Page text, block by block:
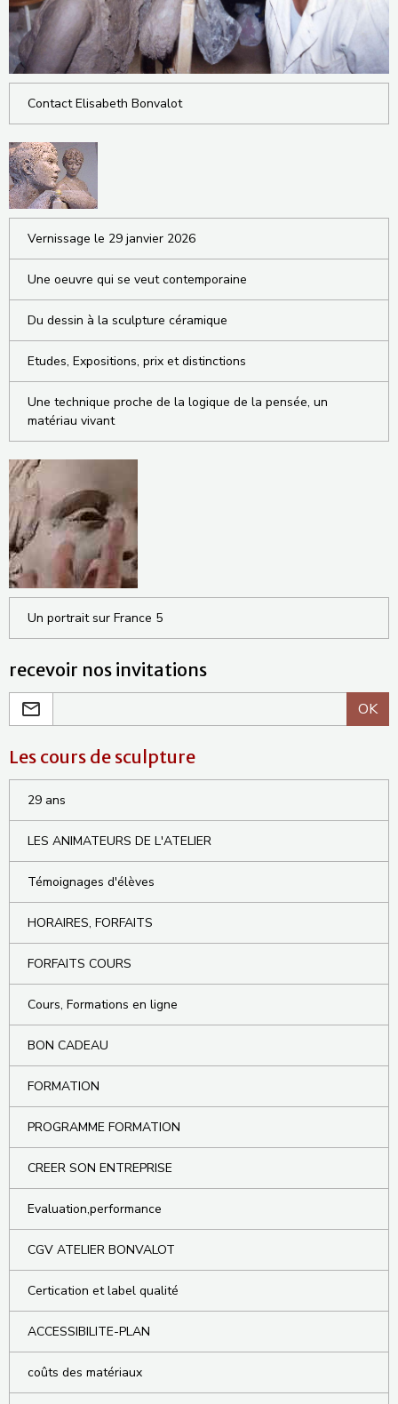
Contact Elisabeth Bonvalot
Vernissage le 29 janvier 2026
Une oeuvre qui se veut contemporaine
Du dessin à la sculpture céramique
Etudes, Expositions, prix et distinctions
Une technique proche de la logique de la pensée, un
matériau vivant
Un portrait sur France 5
recevoir nos invitations
OK
Les cours de sculpture
29 ans
LES ANIMATEURS DE L'ATELIER
Témoignages d'élèves
HORAIRES, FORFAITS
FORFAITS COURS
Cours, Formations en ligne
BON CADEAU
FORMATION
PROGRAMME FORMATION
CREER SON ENTREPRISE
Evaluation,performance
CGV ATELIER BONVALOT
Certication et label qualité
ACCESSIBILITE-PLAN
coûts des matériaux